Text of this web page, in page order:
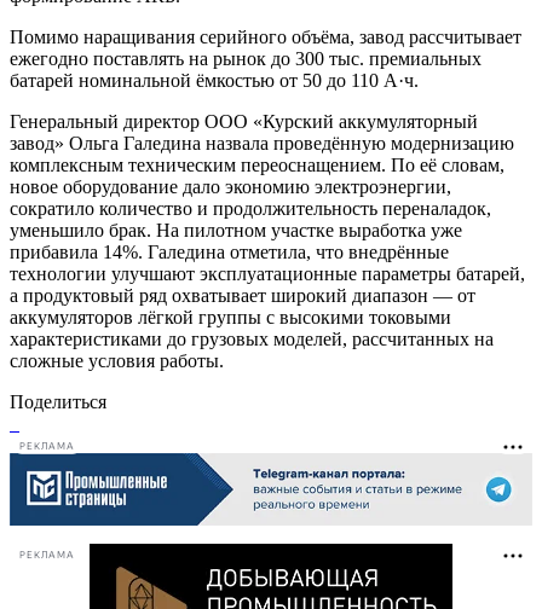
Помимо наращивания серийного объёма, завод рассчитывает
ежегодно поставлять на рынок до 300 тыс. премиальных
батарей номинальной ёмкостью от 50 до 110 А·ч.
Генеральный директор ООО «Курский аккумуляторный
завод» Ольга Галедина назвала проведённую модернизацию
комплексным техническим переоснащением. По её словам,
новое оборудование дало экономию электроэнергии,
сократило количество и продолжительность переналадок,
уменьшило брак. На пилотном участке выработка уже
прибавила 14%. Галедина отметила, что внедрённые
технологии улучшают эксплуатационные параметры батарей,
а продуктовый ряд охватывает широкий диапазон — от
аккумуляторов лёгкой группы с высокими токовыми
характеристиками до грузовых моделей, рассчитанных на
сложные условия работы.
Поделиться
РЕКЛАМА
РЕКЛАМА